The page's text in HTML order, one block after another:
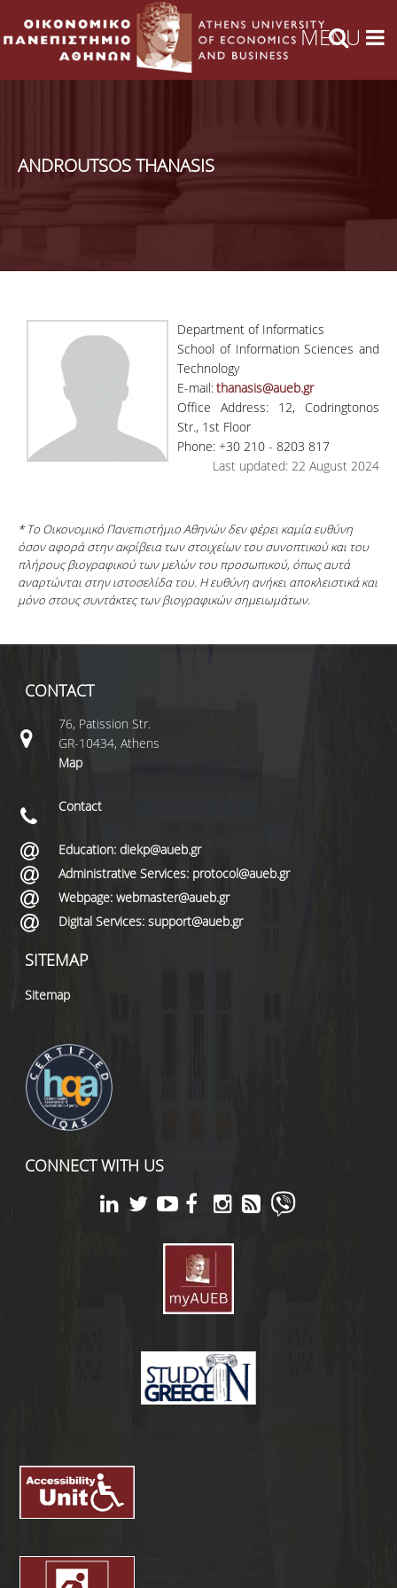
ANDROUTSOS THANASIS
Department of Informatics
School of Information Sciences and
Technology
E-mail:thanasis@aueb.gr
Office Address: 12, Codringtonos
Str., 1st Floor
Phone: +30 210 - 8203 817
Last updated: 22 August 2024
* Το Οικονομικό Πανεπιστήμιο Αθηνών δεν φέρει καμία ευθύνη
όσον αφορά στην ακρίβεια των στοιχείων του συνοπτικού και του
πλήρους βιογραφικού των μελών του προσωπικού, όπως αυτά
αναρτώνται στην ιστοσελίδα του. Η ευθύνη ανήκει αποκλειστικά και
μόνο στους συντάκτες των βιογραφικών σημειωμάτων.
CONTACT
76, Patission Str.
GR-10434, Athens
Map
Contact
Education: diekp@aueb.gr
Administrative Services: protocol@aueb.gr
Webpage: webmaster@aueb.gr
Digital Services: support@aueb.gr
SITEMAP
Sitemap
CONNECT WITH US